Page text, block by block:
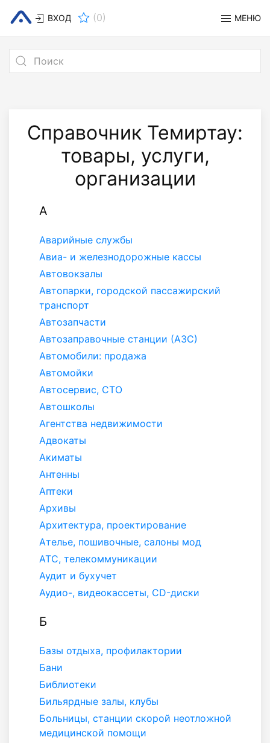
ВХОД (0) МЕНЮ
Справочник Темиртау:
товары, услуги,
организации
А
Аварийные службы
Авиа- и железнодорожные кассы
Автовокзалы
Автопарки, городской пассажирский
транспорт
Автозапчасти
Автозаправочные станции (АЗС)
Автомобили: продажа
Автомойки
Автосервис, СТО
Автошколы
Агентства недвижимости
Адвокаты
Акиматы
Антенны
Аптеки
Архивы
Архитектура, проектирование
Ателье, пошивочные, салоны мод
АТС, телекоммуникации
Аудит и бухучет
Аудио-, видеокассеты, СD-диски
Б
Базы отдыха, профилактории
Бани
Библиотеки
Бильярдные залы, клубы
Больницы, станции скорой неотложной
медицинской помощи